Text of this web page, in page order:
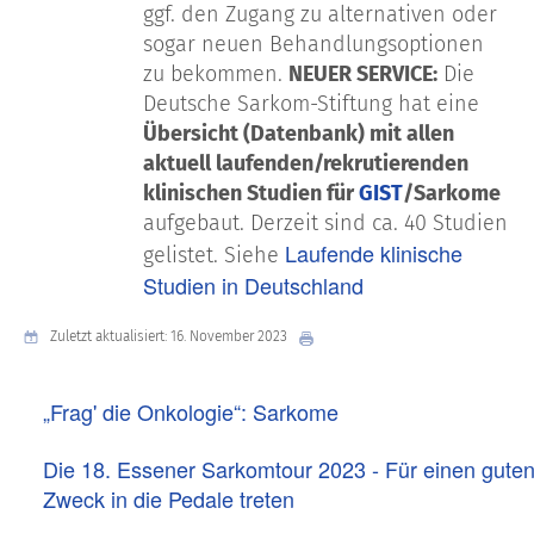
ggf. den Zugang zu alternativen oder
sogar neuen Behandlungsoptionen
zu bekommen. NEUER SERVICE: Die
Deutsche Sarkom-Stiftung hat eine
Übersicht (Datenbank) mit allen
aktuell laufenden/rekrutierenden
klinischen Studien fürGIST/Sarkome
aufgebaut. Derzeit sind ca. 40 Studien
gelistet. Siehe Laufende klinische
Studien in Deutschland
Zuletzt aktualisiert: 16. November 2023
„Frag' die Onkologie“: Sarkome
Die 18. Essener Sarkomtour 2023 - Für einen guten
Zweck in die Pedale treten